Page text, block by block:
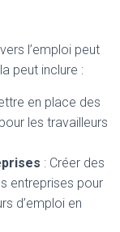
l’emploi peut
peut inclure :
en place des
les travailleurs
: Créer des
entreprises pour
d’emploi en